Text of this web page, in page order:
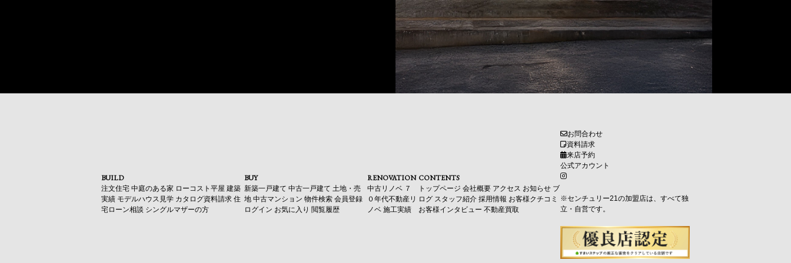
BUILD
注文住宅 中庭のある家 ローコスト平屋 建築
実績 モデルハウス見学 カタログ資料請求 住
宅ローン相談 シングルマザーの方
BUY
新築一戸建て 中古一戸建て 土地・売
地 中古マンション 物件検索 会員登録
ログイン お気に入り 閲覧履歴
RENOVATION
中古リノベ ７
０年代不動産リ
ノベ 施工実績
CONTENTS
トップページ 会社概要 アクセス お知らせ ブ
ログ スタッフ紹介 採用情報 お客様クチコミ
お客様インタビュー 不動産買取
お問合わせ
資料請求
来店予約
公式アカウント
※センチュリー21の加盟店は、すべて独
立・自営です。